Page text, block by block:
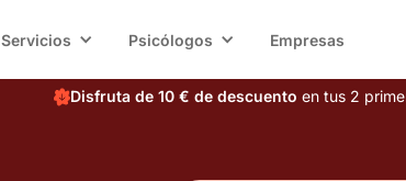
Servicios Psicólogos Empresas
Disfruta de 10 € de descuento en tus 2